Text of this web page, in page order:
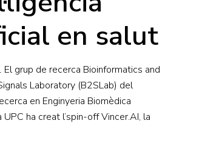
en salut
grup de recerca Bioinformatics and
Laboratory (B2SLab) del
en Enginyeria Biomèdica
UPC ha creat l’spin-off Vincer.AI, la